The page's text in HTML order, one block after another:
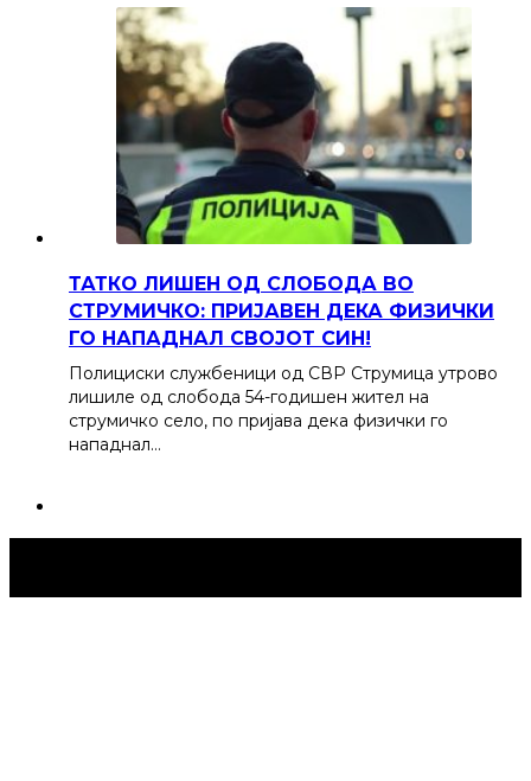
ТАТКО ЛИШЕН ОД СЛОБОДА ВО
СТРУМИЧКО: ПРИЈАВЕН ДЕКА ФИЗИЧКИ
ГО НАПАДНАЛ СВОЈОТ СИН!
Полициски службеници од СВР Струмица утрово
лишиле од слобода 54-годишен жител на
струмичко село, по пријава дека физички го
нападнал…